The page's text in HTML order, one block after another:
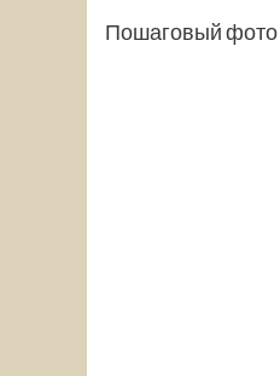
Пошаговый фото